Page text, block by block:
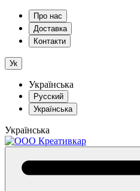
Про нас
Доставка
Контакти
Ук
Українська
Русский
Українська
Українська